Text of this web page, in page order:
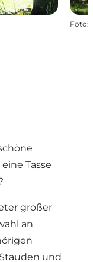
Foto:
Tasse
großer
an
und